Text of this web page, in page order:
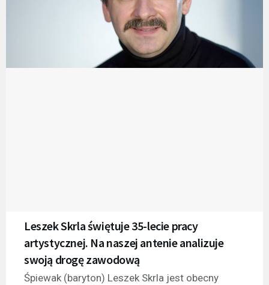
Leszek Skrla świętuje 35-lecie pracy
artystycznej. Na naszej antenie analizuje
swoją drogę zawodową
Śpiewak (baryton) Leszek Skrla jest obecny